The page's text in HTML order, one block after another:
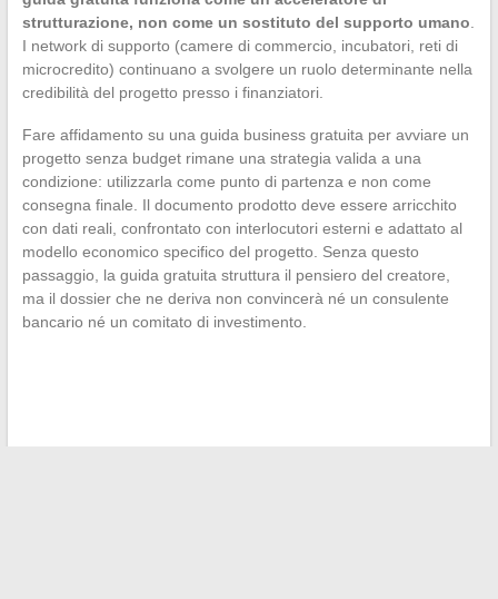
strutturazione, non come un sostituto del supporto umano
I network di supporto (camere di commercio, incubatori, reti di
microcredito) continuano a svolgere un ruolo determinante nella
credibilità del progetto presso i finanziatori.
Fare affidamento su una guida business gratuita per avviare un
progetto senza budget rimane una strategia valida a una
condizione: utilizzarla come punto di partenza e non come
consegna finale. Il documento prodotto deve essere arricchito
con dati reali, confrontato con interlocutori esterni e adattato al
modello economico specifico del progetto. Senza questo
passaggio, la guida gratuita struttura il pensiero del creatore,
ma il dossier che ne deriva non convincerà né un consulente
bancario né un comitato di investimento.